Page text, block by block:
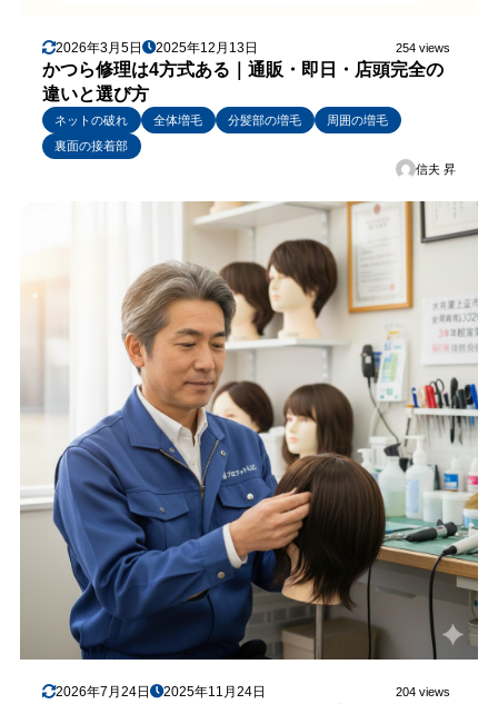
2026年3月5日 2025年12月13日 254 views
かつら修理は4方式ある｜通販・即日・店頭完全の
違いと選び方
ネットの破れ 全体増毛 分髪部の増毛
周囲の増毛
裏面の接着部
信夫 昇
2026年7月24日 2025年11月24日 204 views